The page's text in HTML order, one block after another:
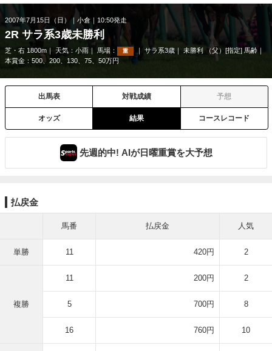
2007年7月15日（日） 小倉 10:50発走
2R サラ系3歳未勝利
芝・右 1800m 天気： 小雨 馬場： 重 サラ系3歳
未勝利 （父）[指定] 馬齢
本賞金：500、200、130、75、50万円
出馬表 対戦成績 予想
オッズ 結果 コースレコード
先週的中! AIが日曜重賞を大予想
払戻金
馬番 払戻金 人気
単勝 11 420円 2
複勝
11 200円 2
5 700円 8
16 760円 10